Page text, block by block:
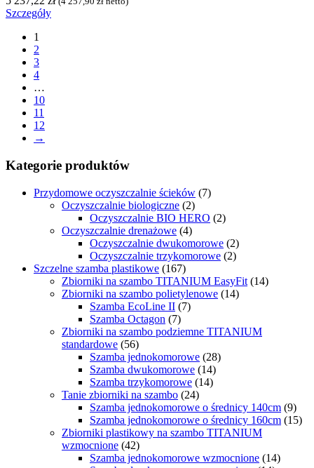
Szczegóły
1
2
3
4
…
10
11
12
→
Kategorie produktów
Przydomowe oczyszczalnie ścieków (7)
Oczyszczalnie biologiczne (2)
Oczyszczalnie BIO HERO (2)
Oczyszczalnie drenażowe (4)
Oczyszczalnie dwukomorowe (2)
Oczyszczalnie trzykomorowe (2)
Szczelne szamba plastikowe (167)
Zbiorniki na szambo TITANIUM EasyFit (14)
Zbiorniki na szambo polietylenowe (14)
Szamba EcoLine II (7)
Szamba Octagon (7)
Zbiorniki na szambo podziemne TITANIUM
standardowe (56)
Szamba jednokomorowe (28)
Szamba dwukomorowe (14)
Szamba trzykomorowe (14)
Tanie zbiorniki na szambo (24)
Szamba jednokomorowe o średnicy 140cm (9)
Szamba jednokomorowe o średnicy 160cm (15)
Zbiorniki plastikowy na szambo TITANIUM
wzmocnione (42)
Szamba jednokomorowe wzmocnione (14)